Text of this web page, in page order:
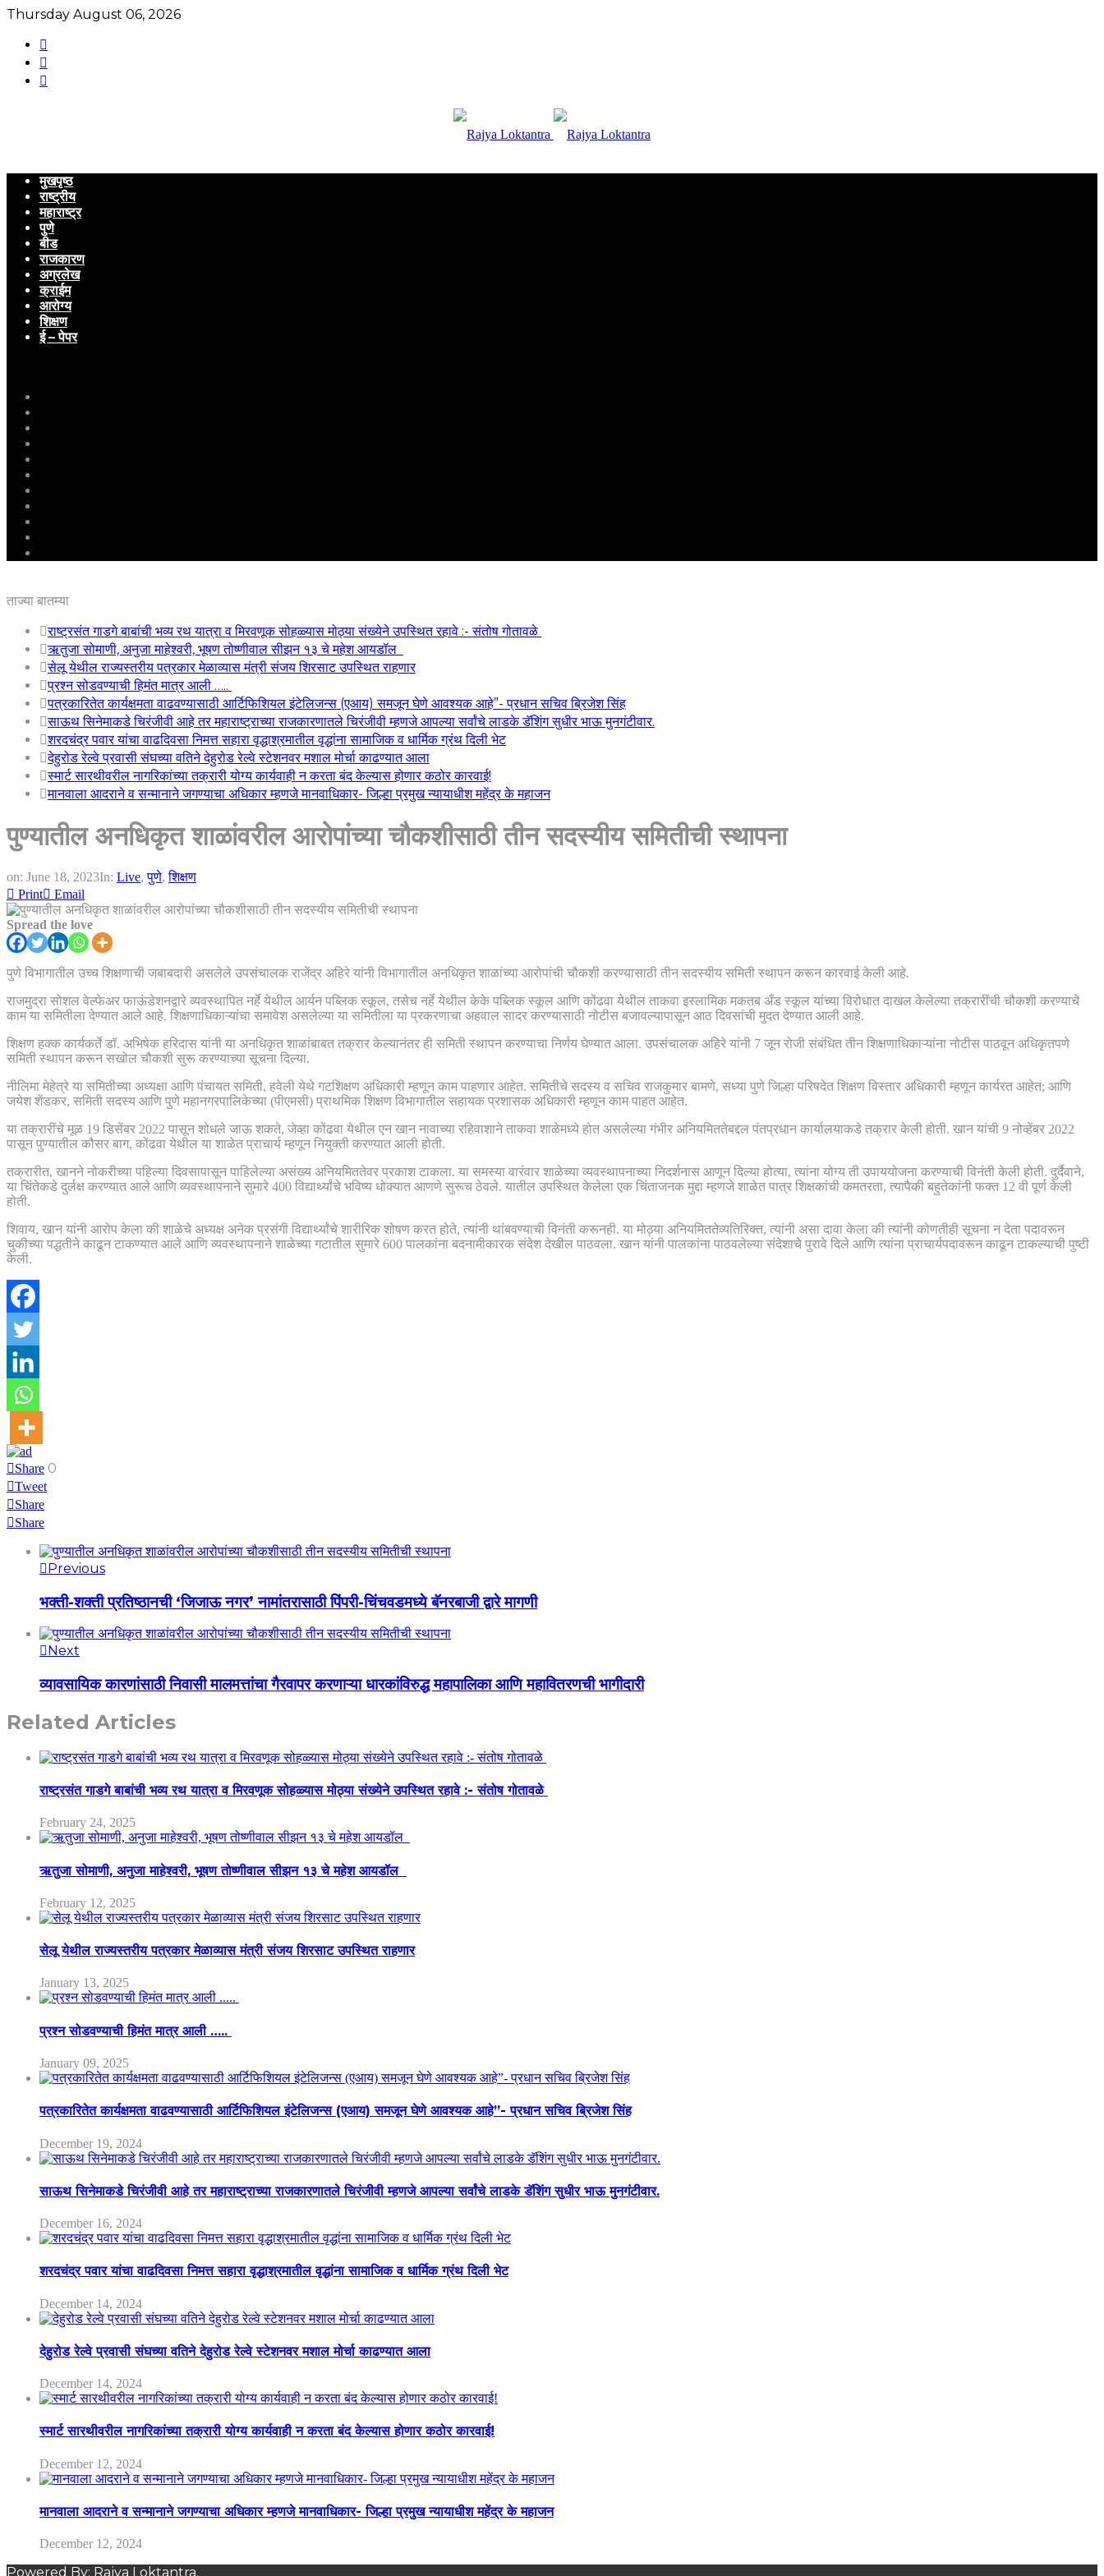
Thursday August 06, 2026
मुखपृष्ठ
राष्ट्रीय
महाराष्ट्र
पुणे
बीड
राजकारण
अग्रलेख
क्राईम
आरोग्य
शिक्षण
ई – पेपर
ताज्या बातम्या
राष्ट्रसंत गाडगे बाबांची भव्य रथ यात्रा व मिरवणूक सोहळ्यास मोठ्या संख्येने उपस्थित रहावे :- संतोष गोतावळे
ऋतुजा सोमाणी, अनुजा माहेश्वरी, भूषण तोष्णीवाल सीझन १३ चे महेश आयडॉल
सेलू येथील राज्यस्तरीय पत्रकार मेळाव्यास मंत्री संजय शिरसाट उपस्थित राहणार
प्रश्न सोडवण्याची हिमंत मात्र आली …..
पत्रकारितेत कार्यक्षमता वाढवण्यासाठी आर्टिफिशियल इंटेलिजन्स (एआय) समजून घेणे आवश्यक आहे”- प्रधान सचिव ब्रिजेश सिंह
साऊथ सिनेमाकडे चिरंजीवी आहे तर महाराष्ट्राच्या राजकारणातले चिरंजीवी म्हणजे आपल्या सर्वांचे लाडके डॅशिंग सुधीर भाऊ मुनगंटीवार.
शरदचंद्र पवार यांचा वाढदिवसा निमत्त सहारा वृद्धाश्रमातील वृद्धांना सामाजिक व धार्मिक ग्रंथ दिली भेट
देहुरोड रेल्वे प्रवासी संघच्या वतिने देहुरोड रेल्वे स्टेशनवर मशाल मोर्चा काढण्यात आला
स्मार्ट सारथीवरील नागरिकांच्या तक्रारी योग्य कार्यवाही न करता बंद केल्यास होणार कठोर कारवाई!
मानवाला आदराने व सन्मानाने जगण्याचा अधिकार म्हणजे मानवाधिकार- जिल्हा प्रमुख न्यायाधीश महेंद्र के महाजन
पुण्यातील अनधिकृत शाळांवरील आरोपांच्या चौकशीसाठी तीन सदस्यीय समितीची स्थापना
on: June 18, 2023In: Live,पुणे,शिक्षण
Print
Email
Spread the love
पुणे विभागातील उच्च शिक्षणाची जबाबदारी असलेले उपसंचालक राजेंद्र अहिरे यांनी विभागातील अनधिकृत शाळांच्या आरोपांची चौकशी करण्यासाठी तीन सदस्यीय समिती स्थापन करून कारवाई केली आहे.
राजमुद्रा सोशल वेल्फेअर फाऊंडेशनद्वारे व्यवस्थापित नर्हे येथील आर्यन पब्लिक स्कूल, तसेच नर्हे येथील केके पब्लिक स्कूल आणि कोंढवा येथील ताकवा इस्लामिक मकतब अँड स्कूल यांच्या विरोधात दाखल केलेल्या तक्रारींची चौकशी करण्याचे
काम या समितीला देण्यात आले आहे. शिक्षणाधिकाऱ्यांचा समावेश असलेल्या या समितीला या प्रकरणाचा अहवाल सादर करण्यासाठी नोटीस बजावल्यापासून आठ दिवसांची मुदत देण्यात आली आहे.
शिक्षण हक्क कार्यकर्ते डॉ. अभिषेक हरिदास यांनी या अनधिकृत शाळांबाबत तक्रार केल्यानंतर ही समिती स्थापन करण्याचा निर्णय घेण्यात आला. उपसंचालक अहिरे यांनी 7 जून रोजी संबंधित तीन शिक्षणाधिकाऱ्यांना नोटीस पाठवून अधिकृतपणे
समिती स्थापन करून सखोल चौकशी सुरू करण्याच्या सूचना दिल्या.
नीलिमा मेहेत्रे या समितीच्या अध्यक्षा आणि पंचायत समिती, हवेली येथे गटशिक्षण अधिकारी म्हणून काम पाहणार आहेत. समितीचे सदस्य व सचिव राजकुमार बामणे, सध्या पुणे जिल्हा परिषदेत शिक्षण विस्तार अधिकारी म्हणून कार्यरत आहेत; आणि
जयेश शेंडकर, समिती सदस्य आणि पुणे महानगरपालिकेच्या (पीएमसी) प्राथमिक शिक्षण विभागातील सहायक प्रशासक अधिकारी म्हणून काम पाहत आहेत.
या तक्रारींचे मूळ 19 डिसेंबर 2022 पासून शोधले जाऊ शकते, जेव्हा कोंढवा येथील एन खान नावाच्या रहिवाशाने ताकवा शाळेमध्ये होत असलेल्या गंभीर अनियमिततेबद्दल पंतप्रधान कार्यालयाकडे तक्रार केली होती. खान यांची 9 नोव्हेंबर 2022
पासून पुण्यातील कौसर बाग, कोंढवा येथील या शाळेत प्राचार्य म्हणून नियुक्ती करण्यात आली होती.
तक्रारीत, खानने नोकरीच्या पहिल्या दिवसापासून पाहिलेल्या असंख्य अनियमिततेवर प्रकाश टाकला. या समस्या वारंवार शाळेच्या व्यवस्थापनाच्या निदर्शनास आणून दिल्या होत्या, त्यांना योग्य ती उपाययोजना करण्याची विनंती केली होती. दुर्दैवाने,
या चिंतेकडे दुर्लक्ष करण्यात आले आणि व्यवस्थापनाने सुमारे 400 विद्यार्थ्यांचे भविष्य धोक्यात आणणे सुरूच ठेवले. यातील उपस्थित केलेला एक चिंताजनक मुद्दा म्हणजे शाळेत पात्र शिक्षकांची कमतरता, त्यापैकी बहुतेकांनी फक्त 12 वी पूर्ण केली
होती.
शिवाय, खान यांनी आरोप केला की शाळेचे अध्यक्ष अनेक प्रसंगी विद्यार्थ्यांचे शारीरिक शोषण करत होते, त्यांनी थांबवण्याची विनंती करूनही. या मोठ्या अनियमिततेव्यतिरिक्त, त्यांनी असा दावा केला की त्यांनी कोणतीही सूचना न देता पदावरून
चुकीच्या पद्धतीने काढून टाकण्यात आले आणि व्यवस्थापनाने शाळेच्या गटातील सुमारे 600 पालकांना बदनामीकारक संदेश देखील पाठवला. खान यांनी पालकांना पाठवलेल्या संदेशाचे पुरावे दिले आणि त्यांना प्राचार्यपदावरून काढून टाकल्याची पुष्टी
केली.
Share 0
Tweet
Share
Share
Previous
भक्ती-शक्ती प्रतिष्ठानची ‘जिजाऊ नगर’ नामांतरासाठी पिंपरी-चिंचवडमध्ये बॅनरबाजी द्वारे मागणी
Next
व्यावसायिक कारणांसाठी निवासी मालमत्तांचा गैरवापर करणाऱ्या धारकांविरुद्ध महापालिका आणि महावितरणची भागीदारी
Related Articles
राष्ट्रसंत गाडगे बाबांची भव्य रथ यात्रा व मिरवणूक सोहळ्यास मोठ्या संख्येने उपस्थित रहावे :- संतोष गोतावळे
February 24, 2025
ऋतुजा सोमाणी, अनुजा माहेश्वरी, भूषण तोष्णीवाल सीझन १३ चे महेश आयडॉल
February 12, 2025
सेलू येथील राज्यस्तरीय पत्रकार मेळाव्यास मंत्री संजय शिरसाट उपस्थित राहणार
January 13, 2025
प्रश्न सोडवण्याची हिमंत मात्र आली …..
January 09, 2025
पत्रकारितेत कार्यक्षमता वाढवण्यासाठी आर्टिफिशियल इंटेलिजन्स (एआय) समजून घेणे आवश्यक आहे”- प्रधान सचिव ब्रिजेश सिंह
December 19, 2024
साऊथ सिनेमाकडे चिरंजीवी आहे तर महाराष्ट्राच्या राजकारणातले चिरंजीवी म्हणजे आपल्या सर्वांचे लाडके डॅशिंग सुधीर भाऊ मुनगंटीवार.
December 16, 2024
शरदचंद्र पवार यांचा वाढदिवसा निमत्त सहारा वृद्धाश्रमातील वृद्धांना सामाजिक व धार्मिक ग्रंथ दिली भेट
December 14, 2024
देहुरोड रेल्वे प्रवासी संघच्या वतिने देहुरोड रेल्वे स्टेशनवर मशाल मोर्चा काढण्यात आला
December 14, 2024
स्मार्ट सारथीवरील नागरिकांच्या तक्रारी योग्य कार्यवाही न करता बंद केल्यास होणार कठोर कारवाई!
December 12, 2024
मानवाला आदराने व सन्मानाने जगण्याचा अधिकार म्हणजे मानवाधिकार- जिल्हा प्रमुख न्यायाधीश महेंद्र के महाजन
December 12, 2024
Powered By: Rajya Loktantra.